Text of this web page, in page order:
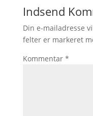
Indsend
Din e-mailadresse
felter er markeret
Kommentar *